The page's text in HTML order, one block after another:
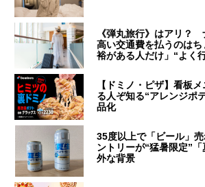
《弾丸旅行》はアリ
高い交通費を払うのは
裕がある人だけ」“よく
【ドミノ・ピザ】看板
る人ぞ知る“アレンジ
品化
35度以上で「ビール」
ントリーが“猛暑限定”
外な背景